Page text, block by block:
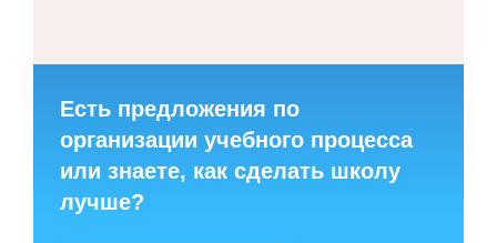
Есть предложения по
организации учебного процесса
или знаете, как сделать школу
лучше?